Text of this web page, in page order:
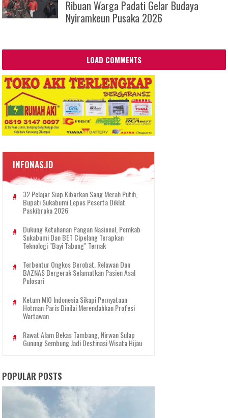
Ribuan Warga Padati Gelar Budaya
Nyiramkeun Pusaka 2026
LOAD COMMENTS
INFONAS.ID
32 Pelajar Siap Kibarkan Sang Merah Putih,
Bupati Sukabumi Lepas Peserta Diklat
Paskibraka 2026
Dukung Ketahanan Pangan Nasional, Pemkab
Sukabumi Dan BET Cipelang Terapkan
Teknologi "Bayi Tabung" Ternak
Terbentur Ongkos Berobat, Relawan Dan
BAZNAS Bergerak Selamatkan Pasien Asal
Pulosari
Ketum MIO Indonesia Sikapi Pernyataan
Hotman Paris Dinilai Merendahkan Profesi
Wartawan
Rawat Alam Bekas Tambang, Nirwan Sulap
Gunung Sembung Jadi Destinasi Wisata Hijau
POPULAR POSTS